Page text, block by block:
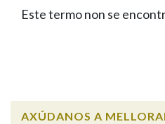
Facebook
TwitterYoutubeInstagram
Bluesky
BUSCAR NOS LEMAS
Remata por
Este termo non se
AXÚDANOS A